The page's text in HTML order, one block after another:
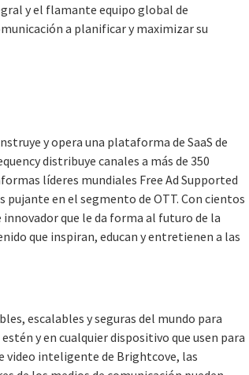
y el flamante equipo global de
a planificar y maximizar su
y opera una plataforma de SaaS de
distribuye canales a más de 350
líderes mundiales Free Ad Supported
pujante en el segmento de OTT. Con cientos
que le da forma al futuro de la
que inspiran, educan y entretienen a las
escalables y seguras del mundo para
y en cualquier dispositivo que usen para
video inteligente de Brightcove, las